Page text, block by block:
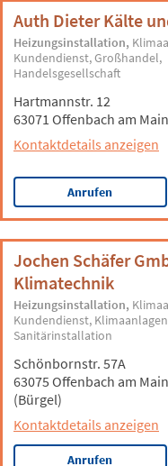
Auth Dieter Kälte
Heizungsinstallation
Kundendienst Großhandel
Handelsgesellschaft
Hartmannstr. 12
63071 Offenbach am Main
Kontaktdetails anzeigen
Anrufen
Jochen Schäfer
Klimatechnik
Heizungsinstallation
Kundendienst
Sanitärinstallation
Schönbornstr. 57A
63075 Offenbach am Main
(Bürgel)
Kontaktdetails anzeigen
Anrufen